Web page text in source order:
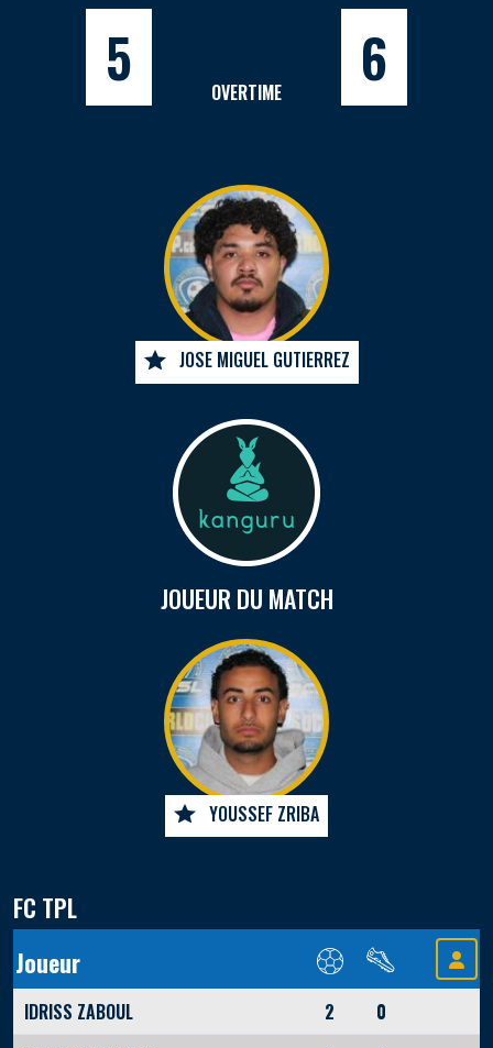
5 OVERTIME 6
JOSE MIGUEL GUTIERREZ
JOUEUR DU MATCH
YOUSSEF ZRIBA
FC TPL
Joueur
IDRISS ZABOUL 2
0